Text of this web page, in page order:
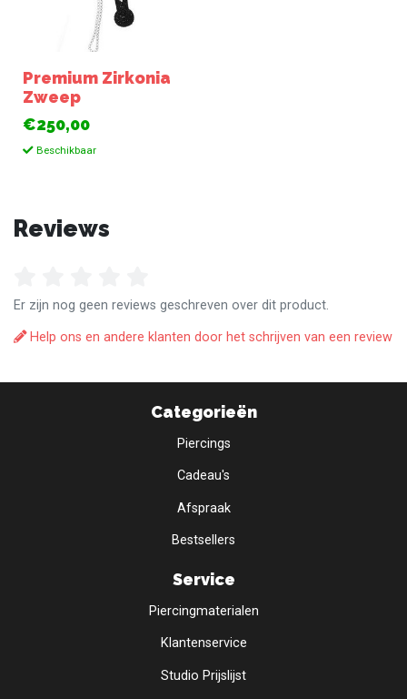
Premium Zirkonia
Zweep
€250,00
Beschikbaar
Reviews
Er zijn nog geen reviews geschreven over dit product.
Help ons en andere klanten door het schrijven van een review
Categorieën
Piercings
Cadeau's
Afspraak
Bestsellers
Service
Piercingmaterialen
Klantenservice
Studio Prijslijst